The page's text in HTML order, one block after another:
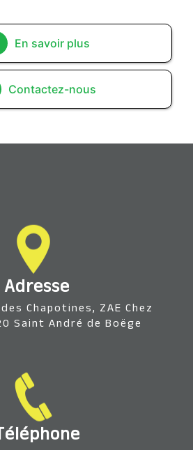
En savoir plus
Contactez-nous
Adresse
Saint André de Boëge